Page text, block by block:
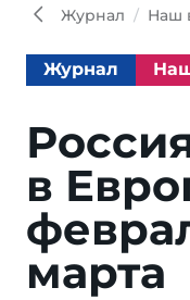
Журнал Наш
Журнал
в
марта